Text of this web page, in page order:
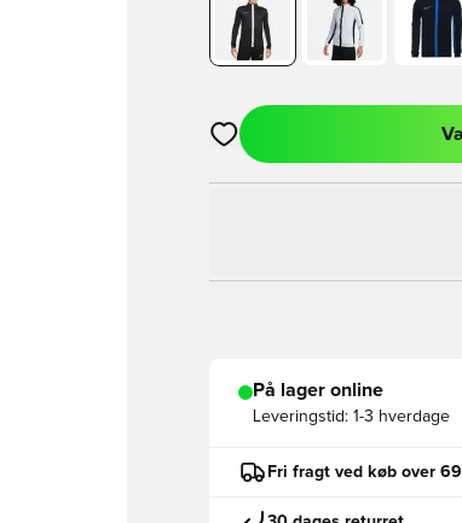
Åbner en Modal til at logge
På lager online
Leveringstid: 1-3 hverdage
Fri fragt ved køb over